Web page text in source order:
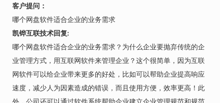
客户提问：
哪个网盘软件适合企业的业务需求
凯铧互联技术回复:
哪个网盘软件适合企业的业务需求？为什么企业要抛弃传统的企
业管理方式，用互联网软件来管理企业？这个很简单，因为互联
网软件可以给企业带来更多的好处，比如可以帮助企业提高响应
速度，减少人为因素造成的错误，而且使用方便，效率更高！此